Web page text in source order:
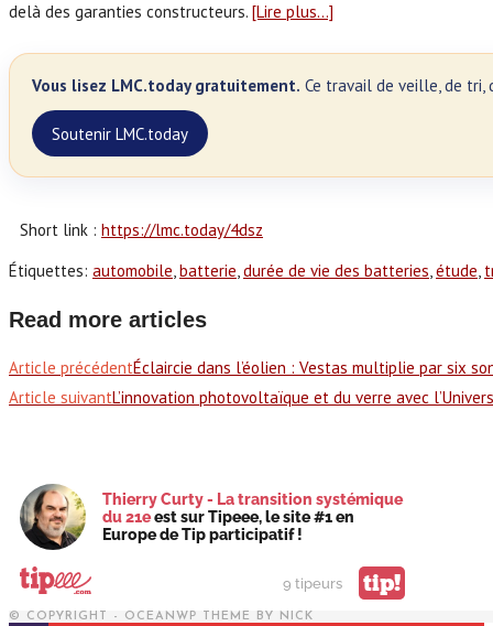
delà des garanties constructeurs. [Lire plus…]
Vous lisez LMC.today gratuitement. Ce travail de veille, de tri,
Soutenir LMC.today
Short link : https://lmc.today/4dsz
Étiquettes: automobile, batterie, durée de vie des batteries, étude,
Read more articles
Article précédentÉclaircie dans l’éolien : Vestas multiplie par six
Article suivantL’innovation photovoltaïque et du verre avec
Thierry Curty - La transition systémique
du 21eest sur Tipeee, le site #1 en
Europe de Tip participatif !
9 tipeurs tip!
© COPYRIGHT - OCEANWP THEME BY NICK